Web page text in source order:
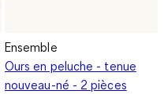
Ensemble
Ours en peluche - tenue
nouveau-né - 2 pièces